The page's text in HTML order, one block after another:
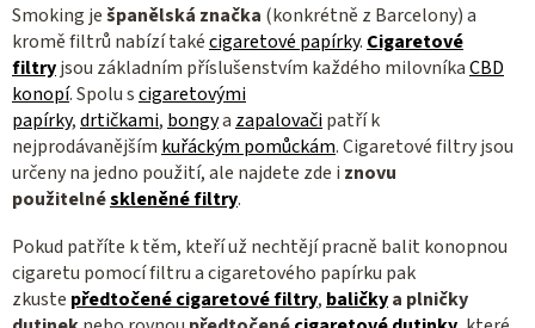
Smoking ješpanělská značka (konkrétně z Barcelony) a
kromě filtrů nabízí takécigaretové papírky. Cigaretové
filtryjsou základním příslušenstvím každého milovníkaCBD
konopí. Spolu scigaretovými
papírky,drtičkami, bongya zapalovačipatří k
nejprodávanějším kuřáckým pomůckám.Cigaretové filtry jsou
určeny na jedno použití, ale najdete zde i znovu
použitelnéskleněné filtry.
Pokud patříte k těm, kteří už nechtějí pracně balit konopnou
cigaretu pomocí filtru a cigaretového papírku pak
zkuste předtočené cigaretové filtry, baličkya plničky